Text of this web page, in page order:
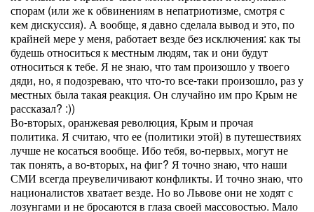
спорам (или же к обвинениям в непатриотизме, смотря с
кем дискуссия). А вообще, я давно сделала вывод и это, по
крайней мере у меня, работает везде без исключения: как ты
будешь относиться к местным людям, так и они будут
относиться к тебе. Я не знаю, что там произошло у твоего
дяди, но, я подозреваю, что что-то все-таки произошло, раз у
местных была такая реакция. Он случайно им про Крым не
рассказал? :))
Во-вторых, оранжевая революция, Крым и прочая
политика. Я считаю, что ее (политики этой) в путешествиях
лучше не косаться вообще. Ибо тебя, во-первых, могут не
так понять, а во-вторых, на фиг? Я точно знаю, что наши
СМИ всегда преувеличивают конфликты. И точно знаю, что
националистов хватает везде. Но во Львове они не ходят с
лозунгами и не бросаются в глаза своей массовостью. Мало